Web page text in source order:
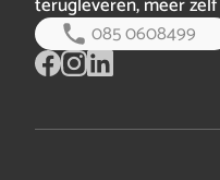
085 0608499